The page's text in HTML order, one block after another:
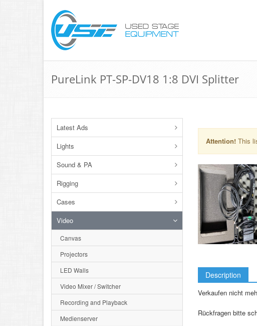
PureLink PT-SP-DV18 1:8 DVI Splitter
Latest Ads
Lights
Sound & PA
Rigging
Cases
Video
Canvas
Projectors
LED Walls
Video Mixer / Switcher
Recording and Playback
Medienserver
Attention!This
Description
Verkaufen nicht
Rückfragen bitte